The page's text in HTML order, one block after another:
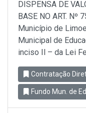
DISPENSA DE
BASE NO ART.
Município de
Municipal de
inciso Il – da Lei
Contratação
Fundo Mun. de